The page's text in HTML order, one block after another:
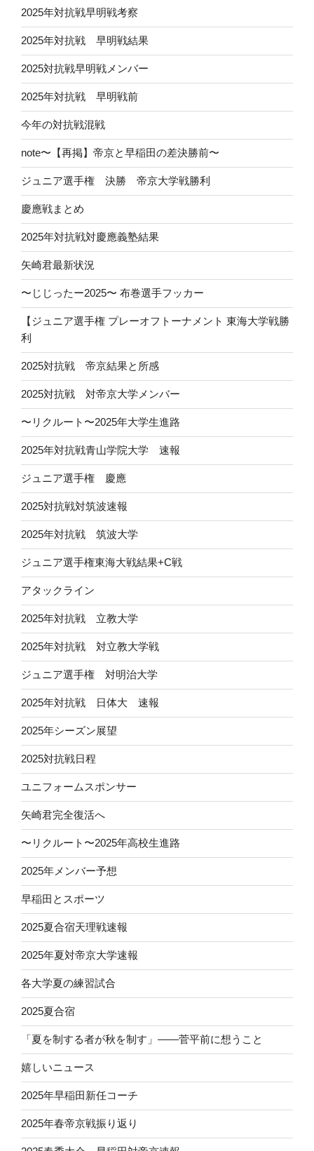
2025年対抗戦早明戦考察
2025年対抗戦 早明戦結果
2025対抗戦早明戦メンバー
2025年対抗戦 早明戦前
今年の対抗戦混戦
note〜【再掲】帝京と早稲田の差決勝前〜
ジュニア選手権 決勝 帝京大学戦勝利
慶應戦まとめ
2025年対抗戦対慶應義塾結果
矢崎君最新状況
〜じじったー2025〜 布巻選手フッカー
【ジュニア選手権 プレーオフトーナメント 東海大学戦勝
利
2025対抗戦 帝京結果と所感
2025対抗戦 対帝京大学メンバー
〜リクルート〜2025年大学生進路
2025年対抗戦青山学院大学 速報
ジュニア選手権 慶應
2025対抗戦対筑波速報
2025年対抗戦 筑波大学
ジュニア選手権東海大戦結果+C戦
アタックライン
2025年対抗戦 立教大学
2025年対抗戦 対立教大学戦
ジュニア選手権 対明治大学
2025年対抗戦 日体大 速報
2025年シーズン展望
2025対抗戦日程
ユニフォームスポンサー
矢崎君完全復活へ
〜リクルート〜2025年高校生進路
2025年メンバー予想
早稲田とスポーツ
2025夏合宿天理戦速報
2025年夏対帝京大学速報
各大学夏の練習試合
2025夏合宿
「夏を制する者が秋を制す」——菅平前に想うこと
嬉しいニュース
2025年早稲田新任コーチ
2025年春帝京戦振り返り